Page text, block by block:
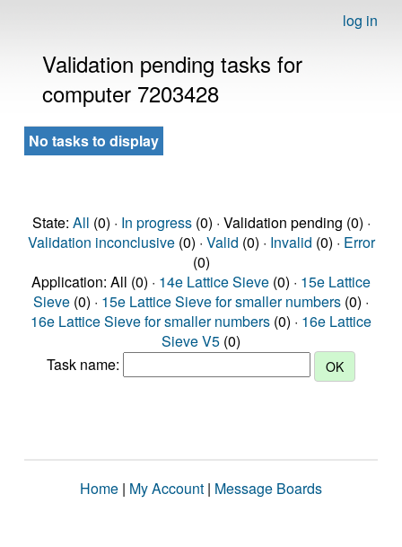
log in
Validation pending tasks for
computer 7203428
No tasks to display
State: All (0) · In progress(0) · Validation pending (0) ·
Validation inconclusive(0) · Valid (0) · Invalid (0) · Error
(0)
Application: All (0) · 14e Lattice Sieve (0) · 15e Lattice
Sieve (0) · 15e Lattice Sieve for smaller numbers (0) ·
16e Lattice Sieve for smaller numbers (0) · 16e Lattice
Sieve V5 (0)
Task name:
Home | My Account | Message Boards